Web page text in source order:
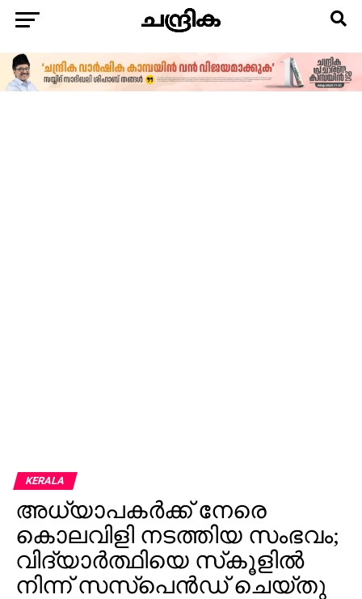
KERALA
അധ്യാപകര്‍ക്ക് നേരെ
കൊലവിളി നടത്തിയ സംഭവം;
വിദ്യാര്‍ത്ഥിയെ സ്‌കൂളില്‍
നിന്ന് സസ്‌പെന്‍ഡ് ചെയ്തു